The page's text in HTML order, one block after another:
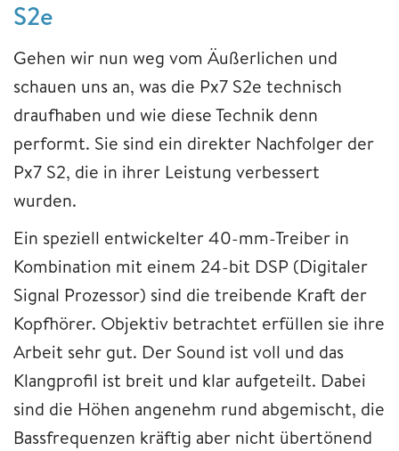
S2e
Gehen wir nun weg vom Äußerlichen und
schauen uns an, was die Px7 S2e technisch
draufhaben und wie diese Technik denn
performt. Sie sind ein direkter Nachfolger der
Px7 S2, die in ihrer Leistung verbessert
wurden.
Ein speziell entwickelter 40-mm-Treiber in
Kombination mit einem 24-bit DSP (Digitaler
Signal Prozessor) sind die treibende Kraft der
Kopfhörer. Objektiv betrachtet erfüllen sie ihre
Arbeit sehr gut. Der Sound ist voll und das
Klangprofil ist breit und klar aufgeteilt. Dabei
sind die Höhen angenehm rund abgemischt, die
Bassfrequenzen kräftig aber nicht übertönend